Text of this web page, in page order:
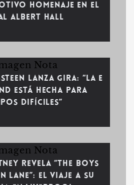
homenaje en el
Albert Hall
lanza gira: “La E
está hecha para
difíciles”
revela “The Boys
Lane”: El viaje a su